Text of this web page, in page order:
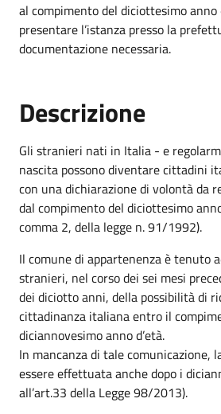
al compimento del diciottesimo anno
presentare l’istanza presso la
documentazione necessaria.
Descrizione
Gli stranieri nati in Italia - e
nascita possono diventare cittadini
con una dichiarazione di volontà da
dal compimento del diciottesimo
comma 2, della legge n. 91/1992).
Il comune di appartenenza è tenuto
stranieri, nel corso dei sei mesi
dei diciotto anni, della possibilità di
cittadinanza italiana entro il
diciannovesimo anno d’età.
In mancanza di tale comunicazione,
essere effettuata anche dopo i
all’art.33 della Legge 98/2013).